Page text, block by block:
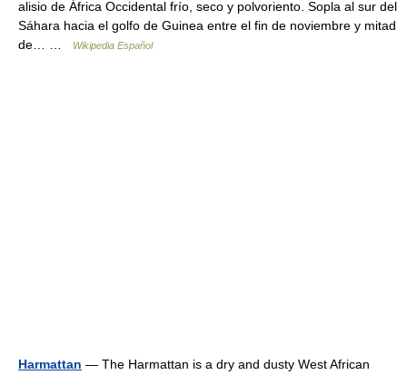
alisio de África Occidental frío, seco y polvoriento. Sopla al sur del
Sáhara hacia el golfo de Guinea entre el fin de noviembre y mitad
de… …
Wikipedia Español
Harmattan — The Harmattan is a dry and dusty West African